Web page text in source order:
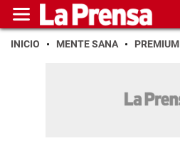
INICIO MENTE SANA PREMIUM